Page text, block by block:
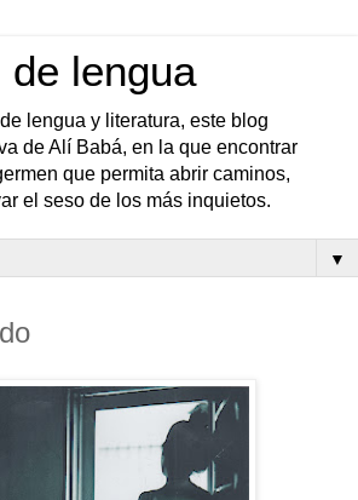
de lengua
lengua y literatura, este blog
de Alí Babá, en la que encontrar
que permita abrir caminos,
el seso de los más inquietos.
▼